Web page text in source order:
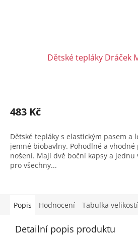
Dětské tepláky Dráček
483 Kč
Dětské tepláky s elastickým pasem a
jemné biobavlny. Pohodlné a
nošení. Mají dvě boční kapsy a jednu
pro všechny...
Popis Hodnocení Tabulka velikostí
Detailní popis produktu